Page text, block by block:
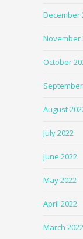
December
November
October
August
July 2022
June 2022
May 2022
April 2022
March 2022